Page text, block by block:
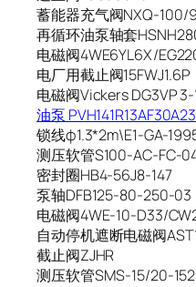
蓄能器充气阀NXQ-100/
再循环油泵轴套
电磁阀4WE6YL6X/
电厂用截止阀15FWJ1.6P
电磁阀Vickers DG3VP
油泵
锁线φ1.3*2m\E1-GA-
测压软管S100-AC-FC-
密封圈HB4-56J8-147
泵轴DFB125-80-250-03
电磁阀4WE-10-D33/
自动停机遮断电磁阀
截止阀ZJHR
测压软管SMS-15/20-